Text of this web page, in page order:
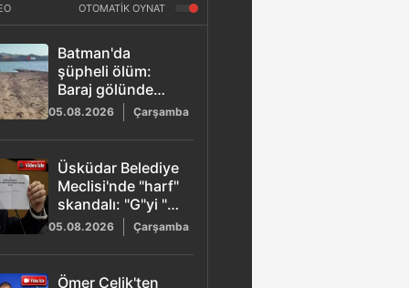
OTOMATİK OYNAT
Batman'da
şüpheli ölüm:
Baraj gölünde
kadın cesedi
05.08.2026 Çarşamba
Üsküdar Belediye
Meclisi'nde "harf"
skandalı: "G"yi "6"
okuyup oyu
geçersiz saydı
05.08.2026 Çarşamba
Ömer Çelik'ten